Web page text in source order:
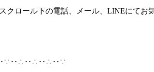
クロール下の電話、メール、LINEにてお